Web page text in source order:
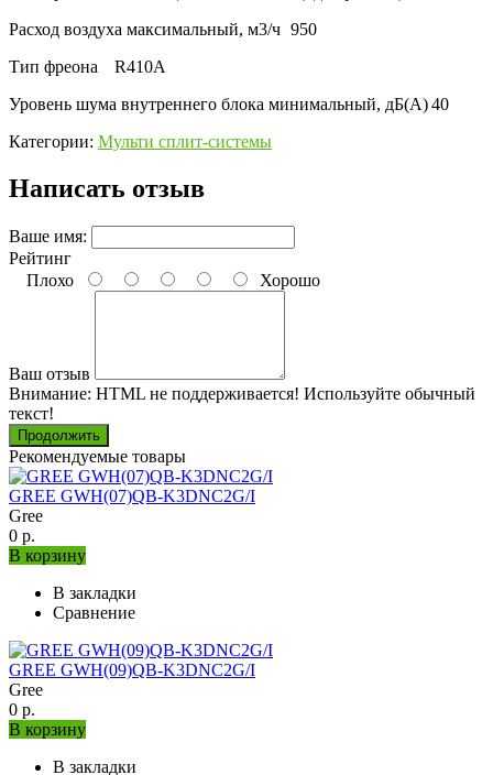
Расход воздуха максимальный, м3/ч 950
Тип фреона
R410A
Уровень шума внутреннего блока минимальный, дБ(А)40
Категории: Мульти сплит-системы
Написать отзыв
Ваше имя:
Рейтинг
Плохо
Хорошо
Ваш отзыв
Внимание: HTML не поддерживается! Используйте обычный
текст!
Продолжить
Рекомендуемые товары
GREE GWH(07)QB-K3DNC2G/I
Gree
0 р.
В корзину
В закладки
Сравнение
GREE GWH(09)QB-K3DNC2G/I
Gree
0 р.
В корзину
В закладки